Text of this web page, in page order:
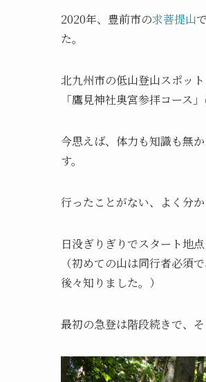
2020年、豊前市の求菩提山
た。
北九州市の低山登山スポッ
「鷹見神社奥宮参拝コース
今思えば、体力も知識も無
す。
行ったことがない、よく分
日没ぎりぎりでスタート地点
（初めての山は同行者必須
後々知りました。）
最初の急登は階段続きで、